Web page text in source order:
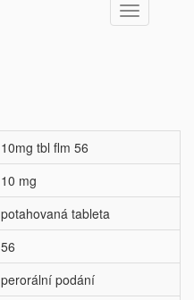
Toggle
navigation
10mg tbl flm 56
10 mg
potahovaná tableta
56
perorální podání